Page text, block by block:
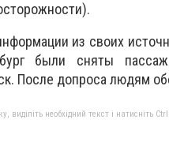
из своих
были сняты
После допроса людям
виділіть необхідний текст і натисніть